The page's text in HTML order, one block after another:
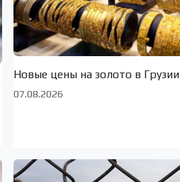
Новые цены на золото в Грузии
07.08.2026